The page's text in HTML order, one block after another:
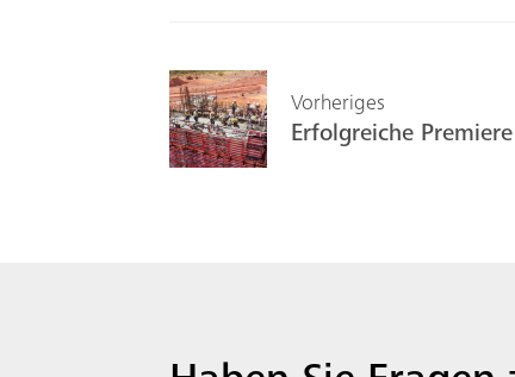
Vorheriges
Erfolgreiche Premiere